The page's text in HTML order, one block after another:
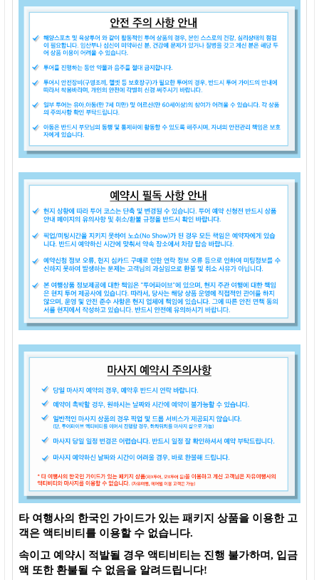
타 여행사의 한국인 가이드가 있는 패키지 상품을 이용한 고
객은 액티비티를 이용할 수 없습니다.
속이고 예약시 적발될 경우 액티비티는 진행 불가하며, 입금
액 또한 환불될 수 없음을 알려드립니다!